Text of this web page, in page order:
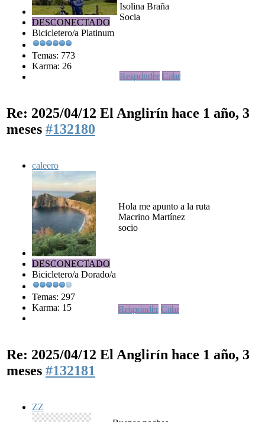
DESCONECTADO
Bicicletero/a Platinum
Temas: 773
Karma: 26
Isolina Braña
Socia
Responder Citar
Re: 2025/04/12 El Anglirín hace 1 año, 3
meses #132180
caleero
DESCONECTADO
Bicicletero/a Dorado/a
Temas: 297
Karma: 15
Hola me apunto a la ruta
Macrino Martínez
socio
Responder Citar
Re: 2025/04/12 El Anglirín hace 1 año, 3
meses #132181
ZZ